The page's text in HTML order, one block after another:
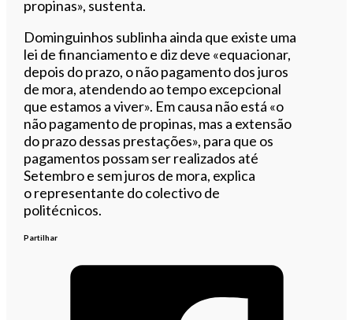
propinas», sustenta.
Dominguinhos sublinha ainda que existe uma
lei de financiamento e diz deve «equacionar,
depois do prazo, o não pagamento dos juros
de mora, atendendo ao tempo excepcional
que estamos a viver». Em causa não está «o
não pagamento de propinas, mas a extensão
do prazo dessas prestações», para que os
pagamentos possam ser realizados até
Setembroe sem juros de mora, explica
o representante docolectivode
politécnicos.
Partilhar